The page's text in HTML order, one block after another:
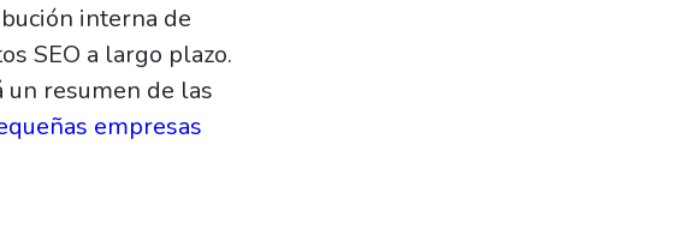
interna de
SEO a largo plazo.
resumen de las
empresas